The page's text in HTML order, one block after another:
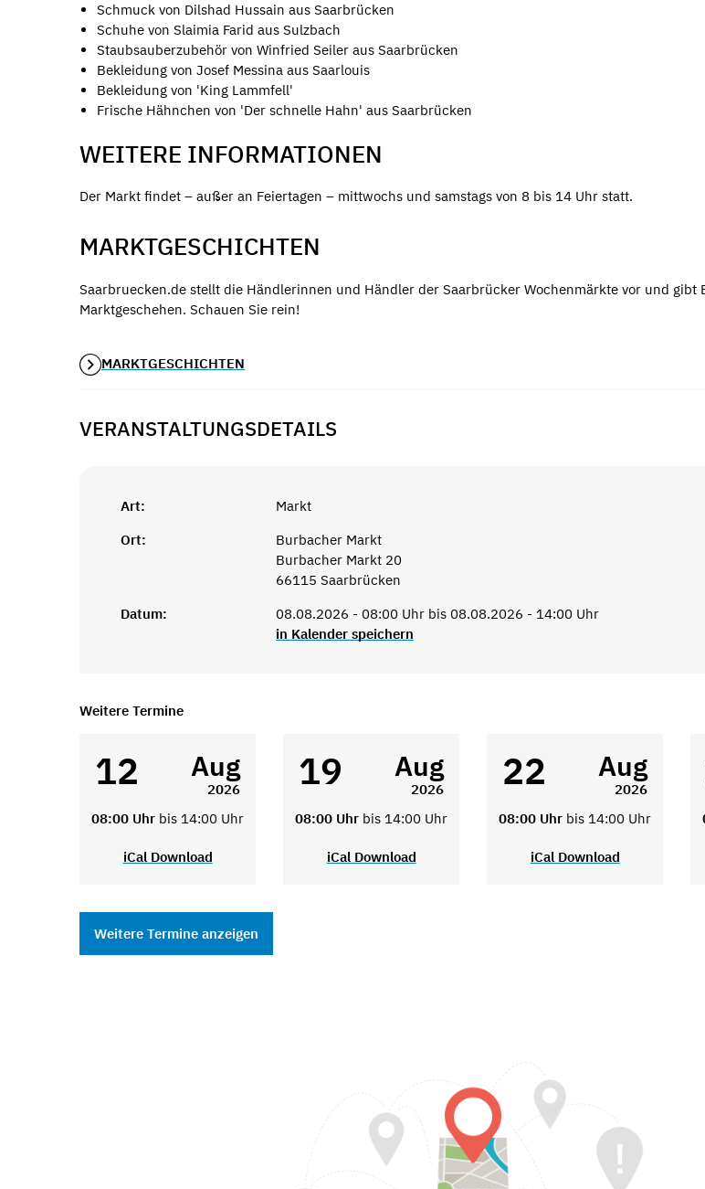
Schmuck von Dilshad Hussain aus Saarbrücken
Schuhe von Slaimia Farid aus Sulzbach
Staubsauberzubehör von Winfried Seiler aus Saarbrücken
Bekleidung von Josef Messina aus Saarlouis
Bekleidung von 'King Lammfell'
Frische Hähnchen von 'Der schnelle Hahn' aus Saarbrücken
WEITERE INFORMATIONEN
Der Markt findet – außer an Feiertagen – mittwochs und samstags von 8 bis 14 Uhr statt.
MARKTGESCHICHTEN
Saarbruecken.de stellt die Händlerinnen und Händler der Saarbrücker Wochenmärkte vor und gibt
Marktgeschehen. Schauen Sie rein!
MARKTGESCHICHTEN
VERANSTALTUNGSDETAILS
Art:
Markt
Ort:
Burbacher Markt
Burbacher Markt 20
66115 Saarbrücken
Datum:
08.08.2026 - 08:00 Uhr bis 08.08.2026 - 14:00 Uhr
in Kalender speichern
Weitere Termine
12 Aug
2026
08:00 Uhr bis 14:00 Uhr
iCal Download
19 Aug
2026
08:00 Uhr bis 14:00 Uhr
iCal Download
22 Aug
2026
08:00 Uhr bis 14:00 Uhr
iCal Download
Weitere Termine anzeigen